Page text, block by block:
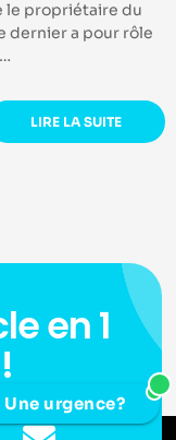
le propriétaire du
dernier a pour rôle
LIRE LA SUITE
en 1
Une urgence?